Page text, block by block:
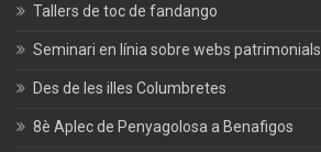
Tallers de toc de fandango
Seminari en línia sobre webs patrimonials
Des de les illes Columbretes
8è Aplec de Penyagolosa a Benafigos